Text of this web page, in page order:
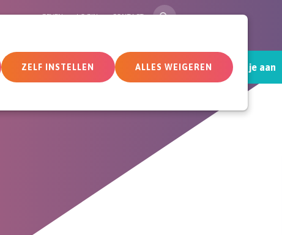
ZELF INSTELLEN ALLES WEIGEREN
Actueel Deelnemersomgeving Sluit je aan
GEVEN LOGIN CONTACT ZOEK